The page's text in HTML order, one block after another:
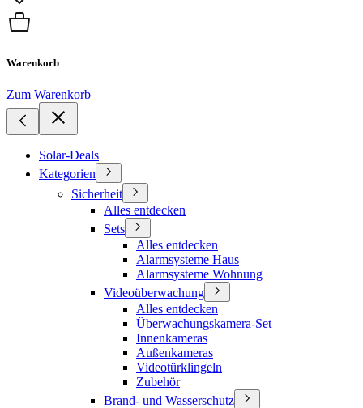
Warenkorb
Zum Warenkorb
Solar-Deals
Kategorien
Sicherheit
Alles entdecken
Sets
Alles entdecken
Alarmsysteme Haus
Alarmsysteme Wohnung
Videoüberwachung
Alles entdecken
Überwachungskamera-Set
Innenkameras
Außenkameras
Videotürklingeln
Zubehör
Brand- und Wasserschutz